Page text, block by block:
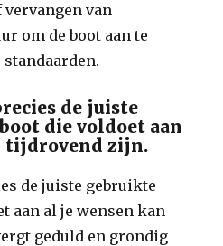
van
om de boot aan te
de juiste
die voldoet aan
tijdrovend zijn.
de juiste gebruikte
aan al je wensen kan
geduld en grondig